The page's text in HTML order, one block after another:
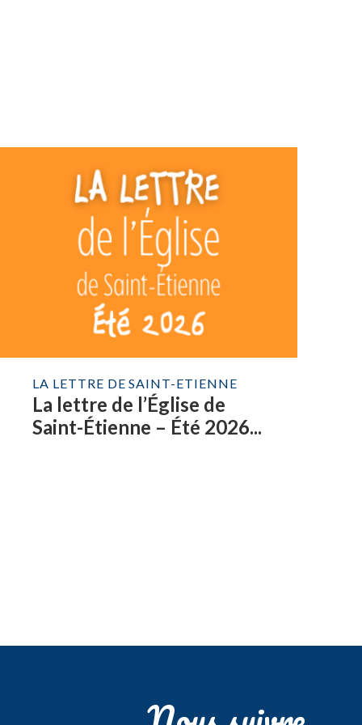
LA LETTRE DE SAINT-ETIENNE
La lettre de l’Église de
Saint-Étienne – Été 2026...